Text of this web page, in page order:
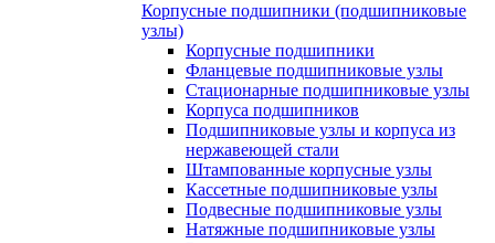
Корпусные подшипники (подшипниковые
узлы)
Корпусные подшипники
Фланцевые подшипниковые узлы
Стационарные подшипниковые узлы
Корпуса подшипников
Подшипниковые узлы и корпуса из
нержавеющей стали
Штампованные корпусные узлы
Кассетные подшипниковые узлы
Подвесные подшипниковые узлы
Натяжные подшипниковые узлы